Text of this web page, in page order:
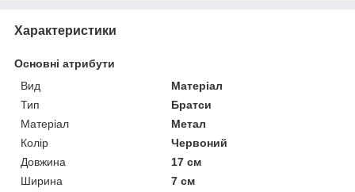
Характеристики
Основні атрибути
Вид
Матеріал
Тип
Братси
Матеріал
Метал
Колір
Червоний
Довжина
17 см
Ширина
7 см